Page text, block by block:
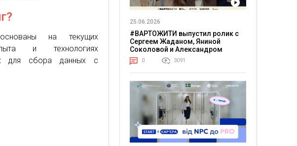
на текущих
и технологиях
для сбора данных с
25.06.2026
#ВАРТОЖИТИ выпустил ролик с
Сергеем Жаданом, Яниной
Соколовой и Александром
Тереном о жизни в постоянном
напряжении
0 3091